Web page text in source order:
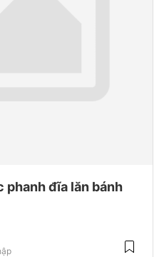
phanh đĩa lăn bánh